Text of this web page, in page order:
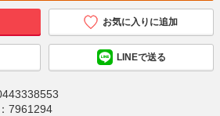
お気に入りに追加
LINEで送る
7961294